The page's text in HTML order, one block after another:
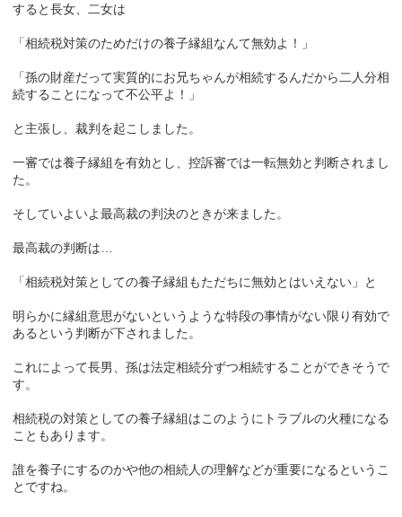
すると長女、二女は
「相続税対策のためだけの養子縁組なんて無効よ！」
「孫の財産だって実質的にお兄ちゃんが相続するんだから二人分相
続することになって不公平よ！」
と主張し、裁判を起こしました。
一審では養子縁組を有効とし、控訴審では一転無効と判断されまし
た。
そしていよいよ最高裁の判決のときが来ました。
最高裁の判断は…
「相続税対策としての養子縁組もただちに無効とはいえない」と
明らかに縁組意思がないというような特段の事情がない限り有効で
あるという判断が下されました。
これによって長男、孫は法定相続分ずつ相続することができそうで
す。
相続税の対策としての養子縁組はこのようにトラブルの火種になる
こともあります。
誰を養子にするのかや他の相続人の理解などが重要になるというこ
とですね。